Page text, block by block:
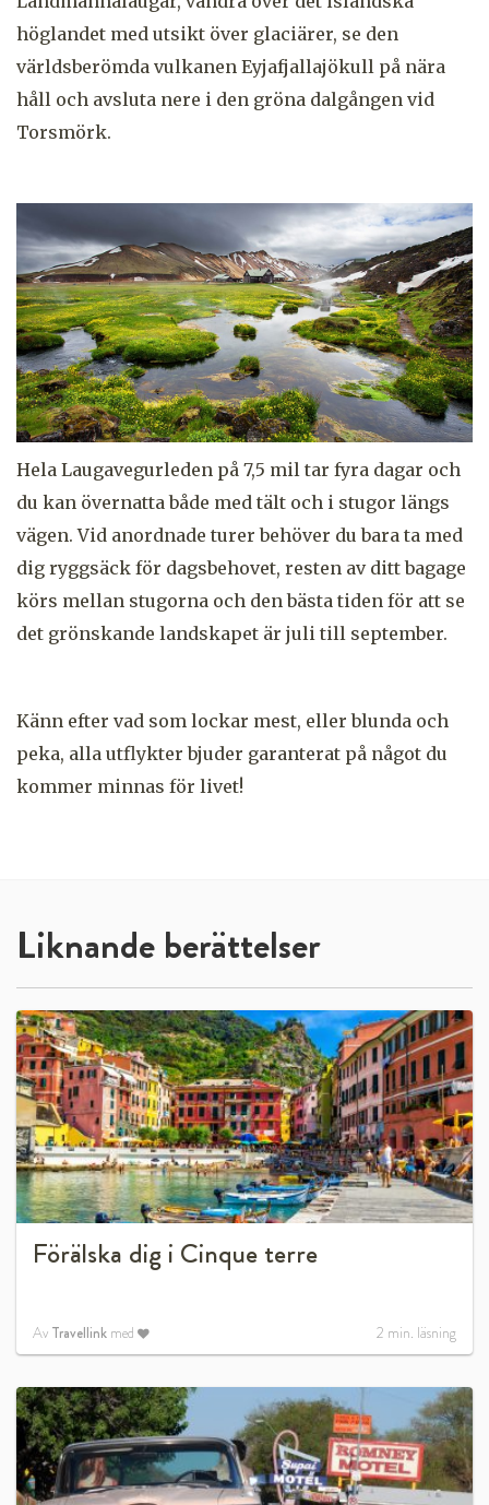
höglandet med utsikt över glaciärer, se den
världsberömda vulkanen Eyjafjallajökull på nära
håll och avsluta nere i den gröna dalgången vid
Torsmörk.
Hela Laugavegurleden på 7,5 mil tar fyra dagar och
du kan övernatta både med tält och i stugor längs
vägen. Vid anordnade turer behöver du bara ta med
dig ryggsäck för dagsbehovet, resten av ditt bagage
körs mellan stugorna och den bästa tiden för att se
det grönskande landskapet är juli till september.
Känn efter vad som lockar mest, eller blunda och
peka, alla utflykter bjuder garanterat på något du
kommer minnas för livet!
Liknande berättelser
Förälska dig i Cinque terre
Av Travellink med 2 min. läsning